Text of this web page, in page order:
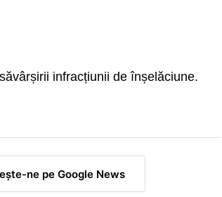
infracțiunii de înșelăciune.
ne pe Google News